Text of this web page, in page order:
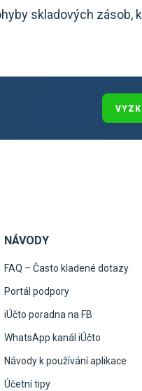
skladových zásob,
NÁVODY
FAQ – Často kladené dotazy
Portál podpory
iÚčto poradna na FB
WhatsApp kanál iÚčto
Návody k používání aplikace
Účetní tipy